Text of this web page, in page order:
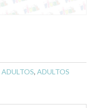
ADULTOS, ADULTOS